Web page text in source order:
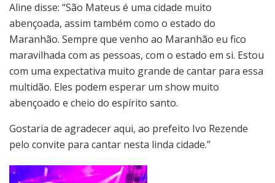
Aline disse: “São Mateus é uma cidade muito
abençoada, assim também como o estado do
Maranhão. Sempre que venho ao Maranhão eu fico
maravilhada com as pessoas, com o estado em si. Estou
com uma expectativa muito grande de cantar para essa
multidão. Eles podem esperar um show muito
abençoado e cheio do espírito santo.
Gostaria de agradecer aqui, ao prefeito Ivo Rezende
pelo convite para cantar nesta linda cidade.”